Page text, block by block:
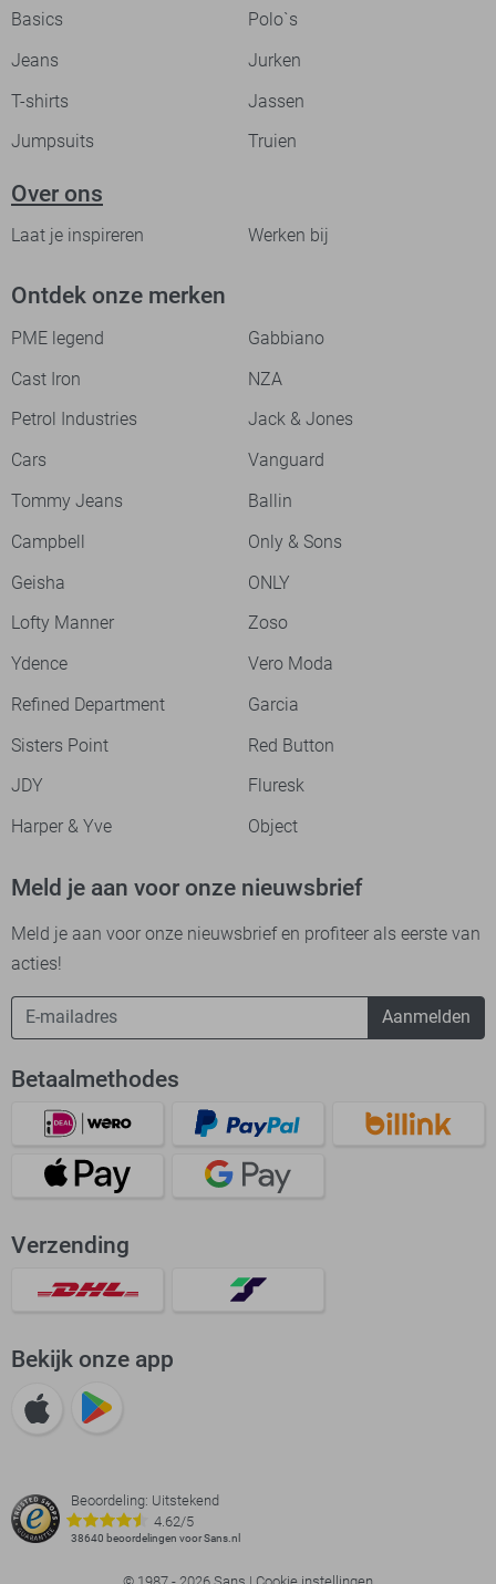
Basics
Polo`s
Jeans
Jurken
T-shirts
Jassen
Jumpsuits
Truien
Over ons
Laat je inspireren Werken bij
Ontdek onze merken
PME legend
Gabbiano
Cast Iron
NZA
Petrol Industries
Jack & Jones
Cars
Vanguard
Tommy Jeans
Ballin
Campbell
Only & Sons
Geisha
ONLY
Lofty Manner
Zoso
Ydence
Vero Moda
Refined Department
Garcia
Sisters Point
Red Button
JDY
Fluresk
Harper & Yve
Object
Meld je aan voor onze nieuwsbrief
Meld je aan voor onze nieuwsbrief en profiteer als eerste van
acties!
Aanmelden
Betaalmethodes
Verzending
Bekijk onze app
Beoordeling: Uitstekend
4.62/5
38640 beoordelingen voor Sans.nl